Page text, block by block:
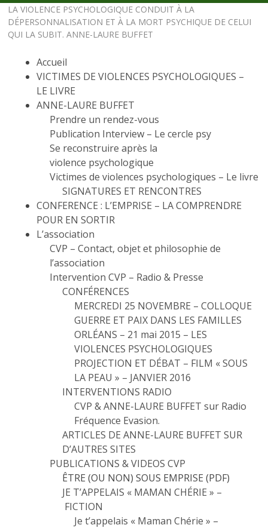
LA VIOLENCE PSYCHOLOGIQUE CONDUIT À LA
DÉPERSONNALISATION ET À LA MORT PSYCHIQUE DE CELUI
QUI LA SUBIT. ANNE-LAURE BUFFET
Accueil
VICTIMES DE VIOLENCES PSYCHOLOGIQUES –
LE LIVRE
ANNE-LAURE BUFFET
Prendre un rendez-vous
Publication Interview – Le cercle psy
Se reconstruire après la
violence psychologique
Victimes de violences psychologiques – Le livre
SIGNATURES ET RENCONTRES
CONFERENCE : L’EMPRISE – LA COMPRENDRE
POUR EN SORTIR
L’association
CVP – Contact, objet et philosophie de
l’association
Intervention CVP – Radio & Presse
CONFÉRENCES
MERCREDI 25 NOVEMBRE – COLLOQUE
GUERRE ET PAIX DANS LES FAMILLES
ORLÉANS – 21 mai 2015 – LES
VIOLENCES PSYCHOLOGIQUES
PROJECTION ET DÉBAT – FILM « SOUS
LA PEAU » – JANVIER 2016
INTERVENTIONS RADIO
CVP & ANNE-LAURE BUFFET sur Radio
Fréquence Evasion.
ARTICLES DE ANNE-LAURE BUFFET SUR
D’AUTRES SITES
PUBLICATIONS & VIDEOS CVP
ÊTRE (OU NON) SOUS EMPRISE (PDF)
JE T’APPELAIS « MAMAN CHÉRIE » –
FICTION
Je t’appelais « Maman Chérie » –